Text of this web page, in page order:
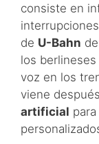
consiste en
de U-Bahn
los
voz en los
viene
artificial